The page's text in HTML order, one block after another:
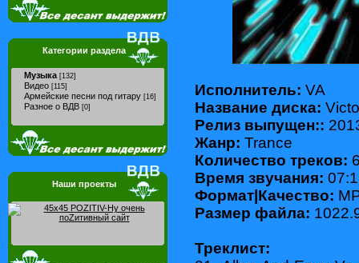
Категории раздела
Музыка [132]
Видео [115]
Армейские песни под гитару [16]
Разное о ВДВ [0]
Наши проекты
Исполнитель: VA
Название диска:
Релиз выпущен::
Жанр: Trance
Количество треков:
Время звучания:
Формат|Качество:
Размер файла:
Треклист: